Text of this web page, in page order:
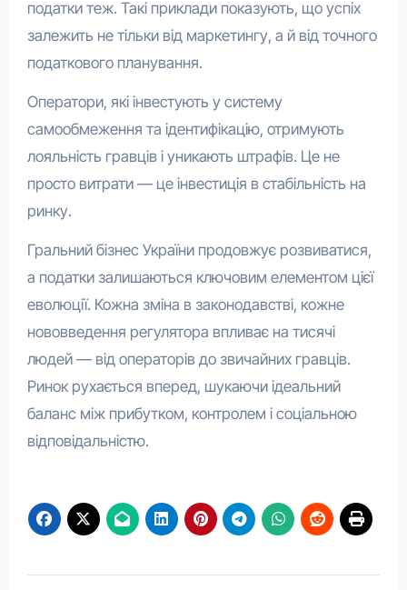
податки теж. Такі приклади показують, що успіх
залежить не тільки від маркетингу, а й від точного
податкового планування.
Оператори, які інвестують у систему
самообмеження та ідентифікацію, отримують
лояльність гравців і уникають штрафів. Це не
просто витрати — це інвестиція в стабільність на
ринку.
Гральний бізнес України продовжує розвиватися,
а податки залишаються ключовим елементом цієї
еволюції. Кожна зміна в законодавстві, кожне
нововведення регулятора впливає на тисячі
людей — від операторів до звичайних гравців.
Ринок рухається вперед, шукаючи ідеальний
баланс між прибутком, контролем і соціальною
відповідальністю.